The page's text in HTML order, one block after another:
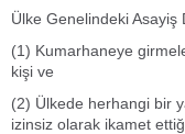
Ülke Genelindeki Asayiş
(1) Kumarhaneye
kişi ve
(2) Ülkede herhangi bir
izinsiz olarak ikamet